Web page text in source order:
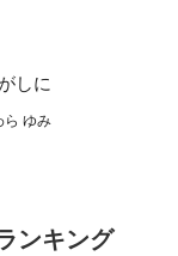
しに
ら ゆみ
ンキング